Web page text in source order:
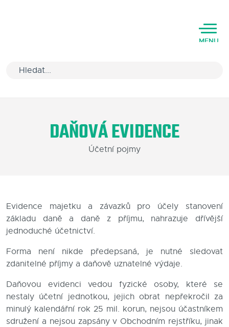
MENU
Varianty software
Kariéra
Partneři
Blog
Kontakty
DAŇOVÁ EVIDENCE
Účetní pojmy
Evidence majetku a závazků pro účely stanovení
základu daně a daně z příjmu, nahrazuje dřívější
jednoduché účetnictví.
Forma není nikde předepsaná, je nutné sledovat
zdanitelné příjmy a daňově uznatelné výdaje.
Daňovou evidenci vedou fyzické osoby, které se
nestaly účetní jednotkou, jejich obrat nepřekročil za
minulý kalendářní rok 25 mil. korun, nejsou účastníkem
sdružení a nejsou zapsány v Obchodním rejstříku, jinak